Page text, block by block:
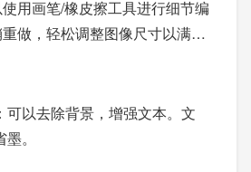
用画笔/橡皮擦工具进行细节编
做，轻松调整图像尺寸以满足
可以去除背景，增强文本。文
。